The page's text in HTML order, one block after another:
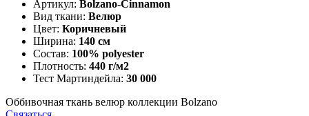
Артикул: Bolzano-Cinnamon
Вид ткани: Велюр
Цвет: Коричневый
Ширина: 140 см
Состав: 100% polyester
Плотность: 440 г/м2
Тест Мартиндейла: 30 000
Оббивочная ткань велюр коллекции Bolzano